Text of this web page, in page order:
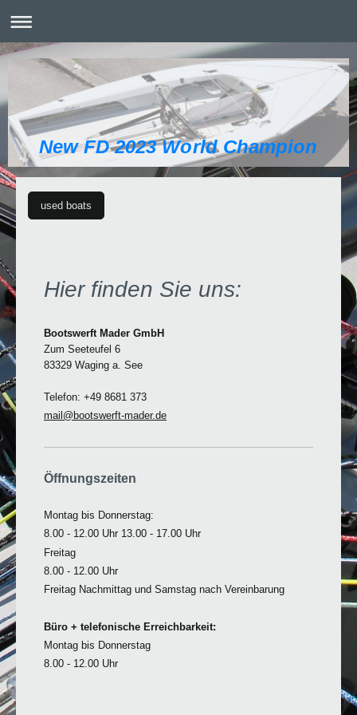
New FD 2023 World Champion
used boats
Hier finden Sie uns:
Bootswerft Mader GmbH
Zum Seeteufel 6
83329 Waging a. See
Telefon: +49 8681 373
mail@bootswerft-mader.de
Öffnungszeiten
Montag bis Donnerstag:
8.00 - 12.00 Uhr 13.00 - 17.00 Uhr
Freitag
8.00 - 12.00 Uhr
Freitag Nachmittag und Samstag nach Vereinbarung
Büro + telefonische Erreichbarkeit:
Montag bis Donnerstag
8.00 - 12.00 Uhr